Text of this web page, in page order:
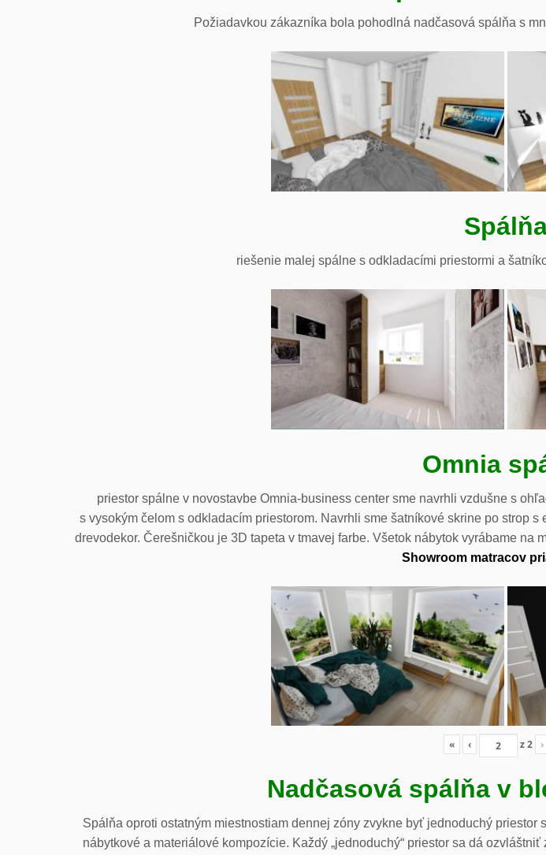
Požiadavkou zákazníka bola pohodlná nadčasová spálňa s
riešenie malej spálne s odkladacími priestormi a
Omnia
priestor spálne v novostavbe Omnia-business center sme navrhli vzdušne s
s vysokým čelom s odkladacím priestorom. Navrhli sme šatníkové skrine po strop
drevodekor. Čerešničkou je 3D tapeta v tmavej farbe. Všetok nábytok vyrábame
Showroom matracov
« ‹ z2 ›
Nadčasová spálňa v
Spálňa oproti ostatným miestnostiam dennej zóny zvykne byť jednoduchý
nábytkové a materiálové kompozície. Každý „jednoduchý“ priestor sa dá